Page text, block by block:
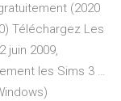
(2020
Téléchargez Les
juin 2009,
les Sims 3 …